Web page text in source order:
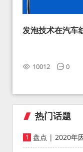
发泡技术在汽车
10012 0
热门话题
盘点 | 2020年